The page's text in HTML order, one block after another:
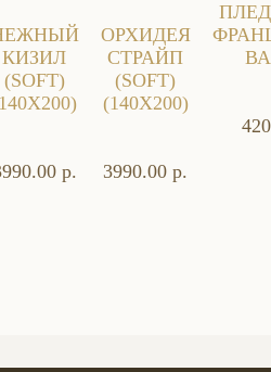
КИЗИЛ
(SOFT)
р.
ОРХИДЕЯ
СТРАЙП
(SOFT)
(140X200)
3990.00 р.
ПЛЕД